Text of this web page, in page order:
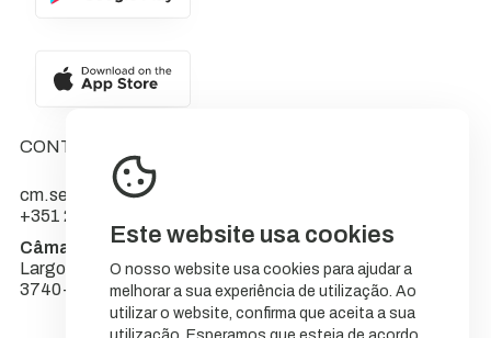
Este website usa cookies
O nosso website usa cookies para ajudar a
melhorar a sua experiência de utilização. Ao
utilizar o website, confirma que aceita a sua
CONTACTOS
cm.sever@cm-sever.pt
+351 234 555 566
Câmara Municipal de Sever do Vouga
Largo do Município
3740-262 Sever do Vouga